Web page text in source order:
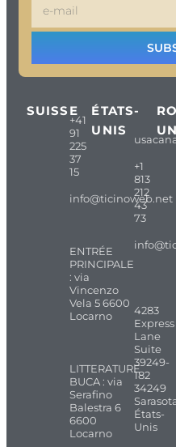
SUISSE
+41
91
225
37
15
info@ticinoweb.net
ENTRÉE
PRINCIPALE
: via
Vincenzo
Vela 5 6600
Locarno
LITTERATURE
BUCA : via
Serafino
Balestra 6
6600
Locarno
ÉTATS-
UNIS
+1
813
212
43
73
4283
Express
Lane
Suite
39249-
182
34249
États-
Unis